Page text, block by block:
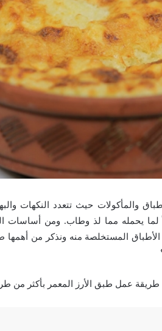
والمأكولات حيث تتعدد النكهات
لما يحمله مما لذ وطاب. ومن أساسات
المستخلصة منه ونذكر من أهمها
طريقة عمل طبق الأرز المعمر بأكثر من